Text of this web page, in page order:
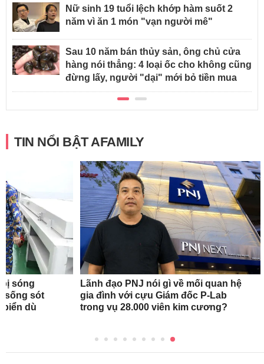
Nữ sinh 19 tuổi lệch khớp hàm suốt 2
năm vì ăn 1 món "vạn người mê"
Sau 10 năm bán thủy sản, ông chủ cửa
hàng nói thẳng: 4 loại ốc cho không cũng
đừng lấy, người "dại" mới bỏ tiền mua
TIN NỔI BẬT AFAMILY
sóng
sống sót
biển dù
Lãnh đạo PNJ nói gì về mối quan hệ
gia đình với cựu Giám đốc P-Lab
trong vụ 28.000 viên kim cương?